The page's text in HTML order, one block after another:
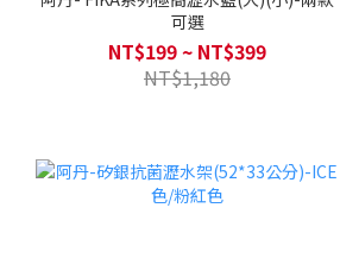
可選
NT$199 ~ NT$399
NT$1,180